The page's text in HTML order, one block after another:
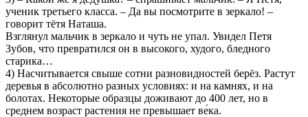
ученик третьего класса. – Да вы посмотрите в зеркало! –
говорит тётя Наташа.
Взглянул мальчик в зеркало и чуть не упал. Увидел Петя
Зубов, что превратился он в высокого, худого, бледного
старика…
4) Насчитывается свыше сотни разновидностей берёз. Растут
деревья в абсолютно разных условиях: и на камнях, и на
болотах. Некоторые образцы доживают до 400 лет, но в
среднем возраст растения не превышает ве́ка.